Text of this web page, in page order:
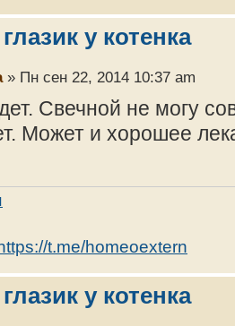
у котенка
» Пн сен 22, 2014 10:37 am
Свечной не могу
Может и хорошее
https://t.me/homeoextern
у котенка